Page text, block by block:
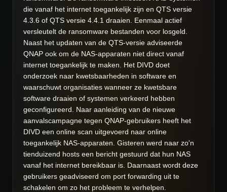
die vanaf het internet toegankelijk zijn en QTS versie
4.3.6 of QTS versie 4.4.1 draaien. Eenmaal actief
versleutelt de ransomware bestanden voor losgeld.
Naast het updaten van de QTS-versie adviseerde
QNAP ook om de NAS-apparaten niet direct vanaf
internet toegankelijk te maken. Het DIVD doet
onderzoek naar kwetsbaarheden in software en
waarschuwt organisaties wanneer ze kwetsbare
software draaien of systemen verkeerd hebben
geconfigureerd. Naar aanleiding van de nieuwe
aanvalscampagne tegen QNAP-gebruikers heeft het
DIVD een online scan uitgevoerd naar online
toegankelijk NAS-apparaten. Gisteren werd naar zo'n
tienduizend hosts een bericht gestuurd dat hun NAS
vanaf het internet bereikbaar is. Daarnaast wordt deze
gebruikers geadviseerd om port forwarding uit te
schakelen om zo het probleem te verhelpen.